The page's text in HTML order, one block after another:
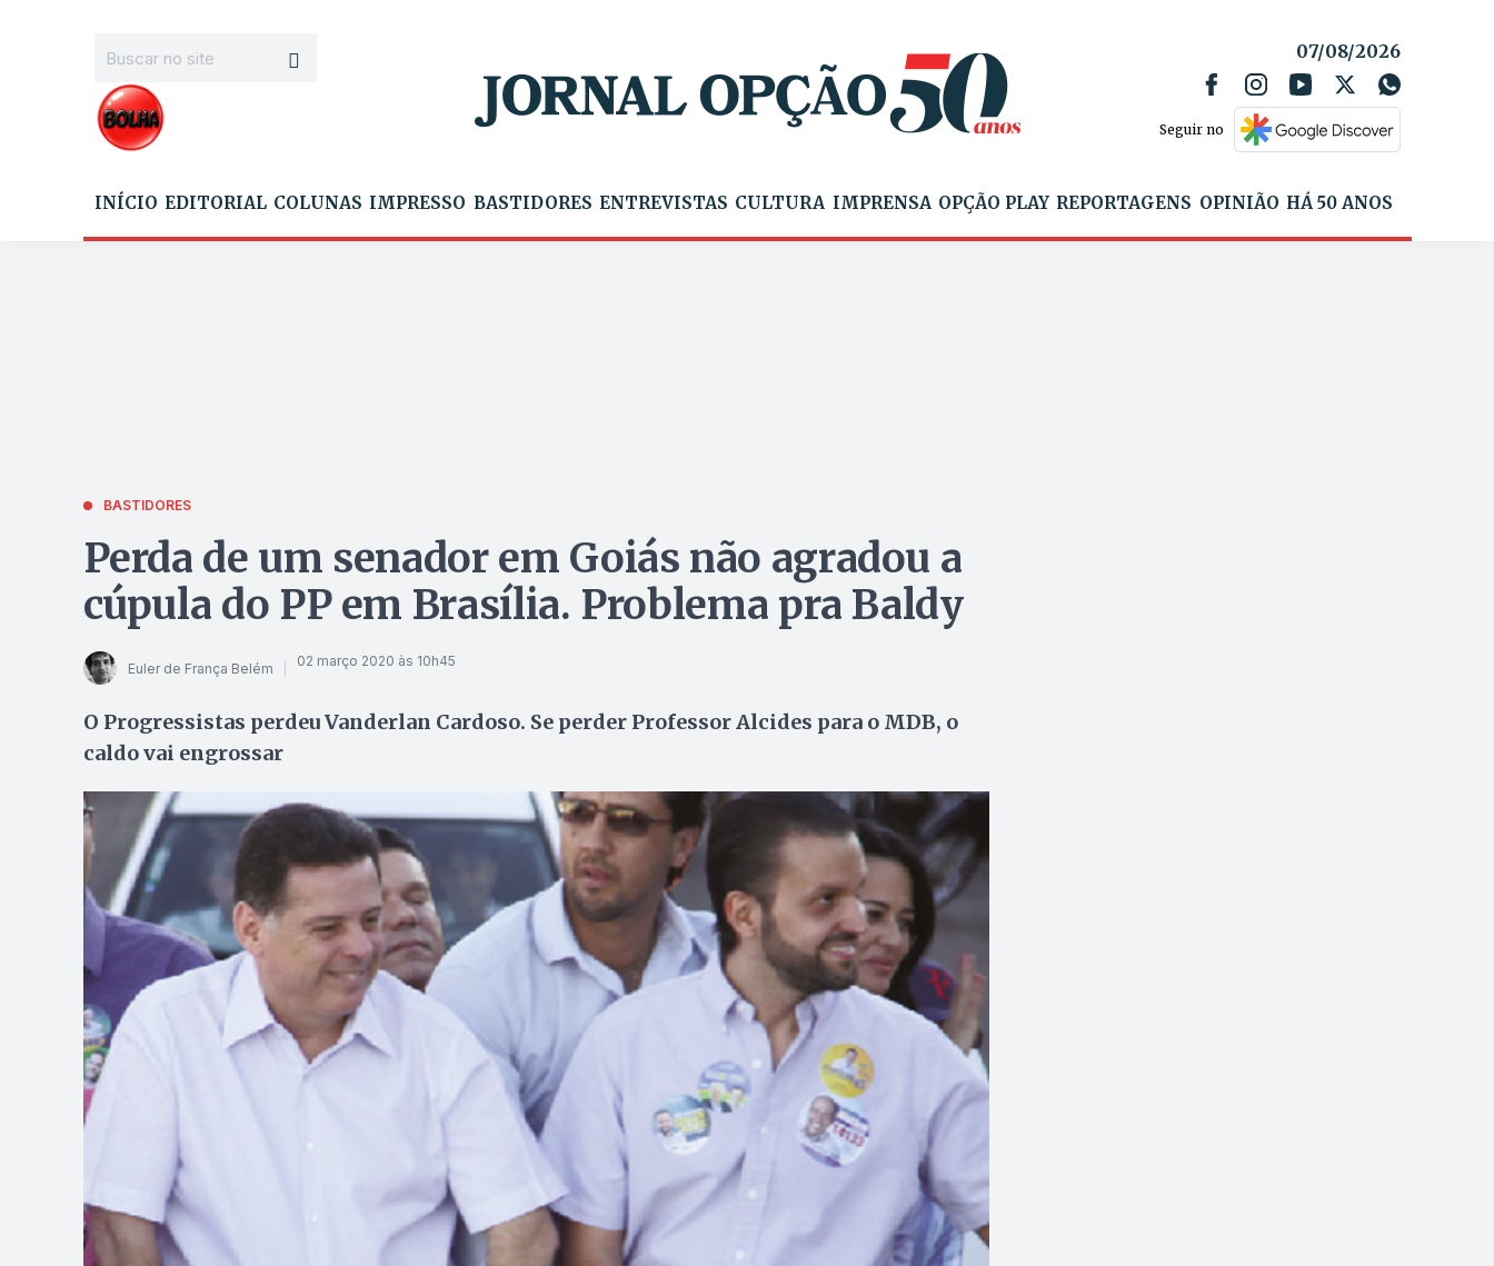
07/08/2026
Seguir no
INÍCIO EDITORIAL COLUNAS IMPRESSO BASTIDORES ENTREVISTAS CULTURA IMPRENSA OPÇÃO PLAY REPORTAGENS OPINIÃO HÁ 50 ANOS
BASTIDORES
Perda de um senador em Goiás não agradou a
cúpula do PP em Brasília. Problema pra Baldy
Euler de França Belém 02 março 2020 às 10h45
O Progressistas perdeu Vanderlan Cardoso. Se perder Professor Alcides para o MDB, o
caldo vai engrossar